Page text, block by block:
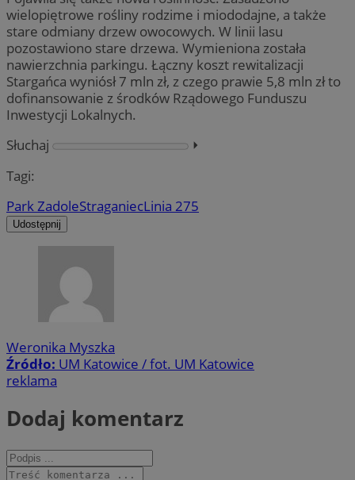
wielopiętrowe rośliny rodzime i miododajne, a także
stare odmiany drzew owocowych. W linii lasu
pozostawiono stare drzewa. Wymieniona została
nawierzchnia parkingu. Łączny koszt rewitalizacji
Stargańca wyniósł 7 mln zł, z czego prawie 5,8 mln zł to
dofinansowanie z środków Rządowego Funduszu
Inwestycji Lokalnych.
Słuchaj
⏵︎
Tagi:
Park ZadoleStraganiecLinia 275
Udostępnij
Weronika Myszka
Źródło: UM Katowice / fot. UM Katowice
reklama
Dodaj komentarz